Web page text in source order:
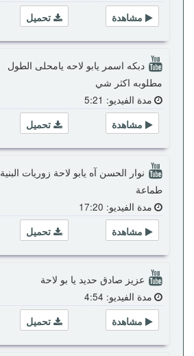
تحميل
مشاهدة
دبكه اسمر يابو لاحه يامحلى الطول
مطلوبه اكثر شي
مدة الفيديو: 5:21
تحميل
مشاهدة
نوار الحسن آه يابو لاحة زوريات البنية
طماعة
مدة الفيديو: 17:20
تحميل
مشاهدة
عزيز صادق حديد يا بو لاحة
مدة الفيديو: 4:54
تحميل
مشاهدة